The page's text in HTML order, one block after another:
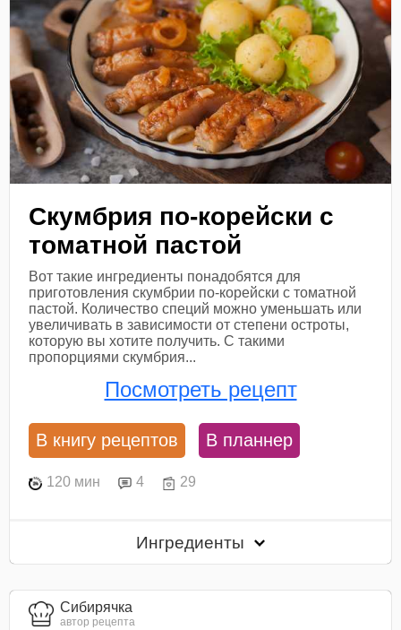
Скумбрия по-корейски с
томатной пастой
Вот такие ингредиенты понадобятся для
приготовления скумбрии по-корейски с томатной
пастой. Количество специй можно уменьшать или
увеличивать в зависимости от степени остроты,
которую вы хотите получить. С такими
пропорциями скумбрия...
Посмотреть рецепт
В книгу рецептов В планнер
120 мин 4 29
Ингредиенты
Сибирячка
автор рецепта